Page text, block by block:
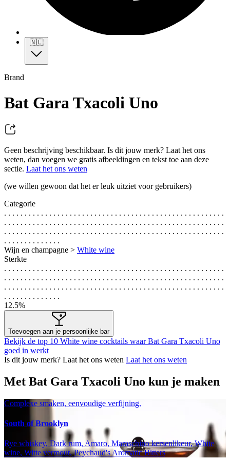
🇳🇱
Brand
Bat Gara Txacoli Uno
Geen beschrijving beschikbaar. Is dit jouw merk? Laat het ons
weten, dan voegen we gratis afbeeldingen en tekst toe aan deze
sectie. Laat het ons weten
(we willen gewoon dat het er leuk uitziet voor gebruikers)
Categorie
. . . . . . . . . . . . . . . . . . . . . . . . . . . . . . . . . . . . . . . . . . . . . . . . . . . . . .
. . . . . . . . . . . . . . . . . . . . . . . . . . . . . . . . . . . . . . . . . . . . . . . . . . . . . .
. . . . . . . . . . . . . . . . . . . . . . . . . . . . . . . . . . . . . . . . . . . . . . . . . . . . . .
. . . . . . . . . . . . . .
Wijn en champagne > White wine
Sterkte
. . . . . . . . . . . . . . . . . . . . . . . . . . . . . . . . . . . . . . . . . . . . . . . . . . . . . .
. . . . . . . . . . . . . . . . . . . . . . . . . . . . . . . . . . . . . . . . . . . . . . . . . . . . . .
. . . . . . . . . . . . . . . . . . . . . . . . . . . . . . . . . . . . . . . . . . . . . . . . . . . . . .
. . . . . . . . . . . . . .
12.5%
Toevoegen aan je persoonlijke bar
Bekijk de top 10 White wine cocktails waar Bat Gara Txacoli Uno
goed in werkt
Is dit jouw merk? Laat het ons weten Laat het ons weten
Met Bat Gara Txacoli Uno kun je maken
Complexe smaken, eenvoudige verfijning.
South of Brooklyn
Rye whiskey, Dark rum, Amaro, Maraschino kersenlikeur, White
wine, Witte vermout, Peychaud's Aromatic Bitters